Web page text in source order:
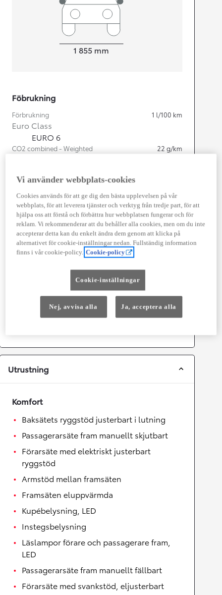
1 855 mm
Föbrukning
Förbrukning 1 l/100 km
Euro Class
EURO 6
CO2 combined - Weighted 22 g/km
Motor
Cylindrar
Kapacitet
2 487 cc
Effekt
225kw (306 hk)
Prestanda
Acceleration 0-100km/h
Fyrhjulsdrift
Utrustning
Komfort
Baksätets ryggstöd justerbart i lutning
Passagerarsäte fram manuellt skjutbart
Förarsäte med elektriskt justerbart
ryggstöd
Armstöd mellan framsäten
Framsäten eluppvärmda
Kupébelysning, LED
Instegsbelysning
Läslampor förare och passagerare fram,
LED
Passagerarsäte fram manuellt fällbart
Förarsäte med svankstöd, eljusterbart
Vi använder webbplats-cookies
Cookies används för att ge dig den bästa upplevelsen på vår
webbplats, för att leverera tjänster och verktyg från tredje part, för att
hjälpa oss att förstå och förbättra hur webbplatsen fungerar och för
reklam. Vi rekommenderar att du behåller alla cookies, men om du inte
accepterar detta kan du enkelt ändra dem genom att klicka på
alternativet för cookie-inställningar nedan. Fullständig information
finns i vår cookie-policy. Cookie-policy
Cookie-inställningar
Nej, avvisa alla Ja, acceptera alla